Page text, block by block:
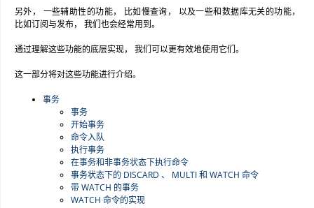
另外， 一些辅助性的功能， 比如慢查询， 以及一些和数据库无关的功能，
比如订阅与发布， 我们也会经常用到。
通过理解这些功能的底层实现， 我们可以更有效地使用它们。
这一部分将对这些功能进行介绍。
事务
事务
开始事务
命令入队
执行事务
在事务和非事务状态下执行命令
事务状态下的 DISCARD 、 MULTI 和 WATCH 命令
带 WATCH 的事务
WATCH 命令的实现